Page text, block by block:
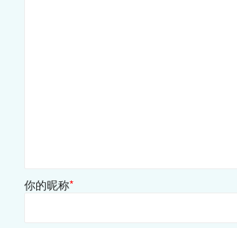
你的昵称*